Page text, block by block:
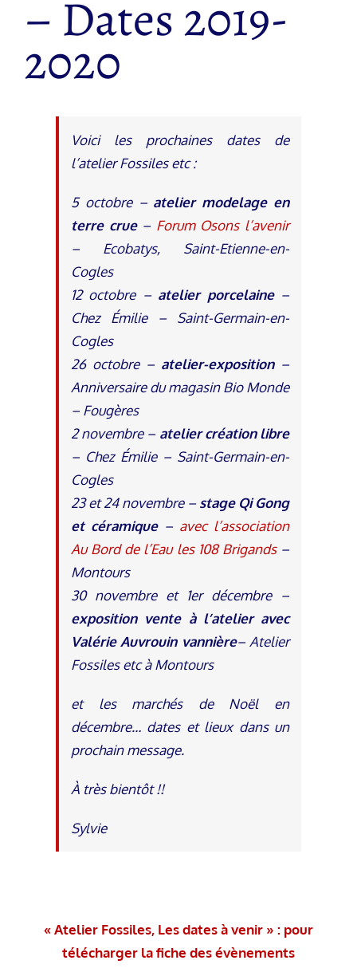
– Dates 2019-
2020
Voici les prochaines dates de
l’atelier Fossiles etc :
5 octobre –atelier modelage en
terre crue– Forum Osons l’avenir
– Ecobatys, Saint-Etienne-en-
Cogles
12 octobre – atelier porcelaine–
Chez Émilie – Saint-Germain-en-
Cogles
26 octobre –atelier-exposition–
Anniversaire du magasin Bio Monde
– Fougères
2 novembre – atelier création libre
– Chez Émilie – Saint-Germain-en-
Cogles
23 et 24 novembre –stage Qi Gong
et céramique– avec l’association
Au Bord de l’Eau les 108 Brigands–
Montours
30 novembre et 1er décembre –
exposition vente à l’atelier avec
Valérie Auvrouin vannière– Atelier
Fossiles etc à Montours
et les marchés de Noël en
décembre… dates et lieux dans un
prochain message.
À très bientôt !!
Sylvie
« Atelier Fossiles, Les dates à venir » : pour
télécharger la fiche des évènements